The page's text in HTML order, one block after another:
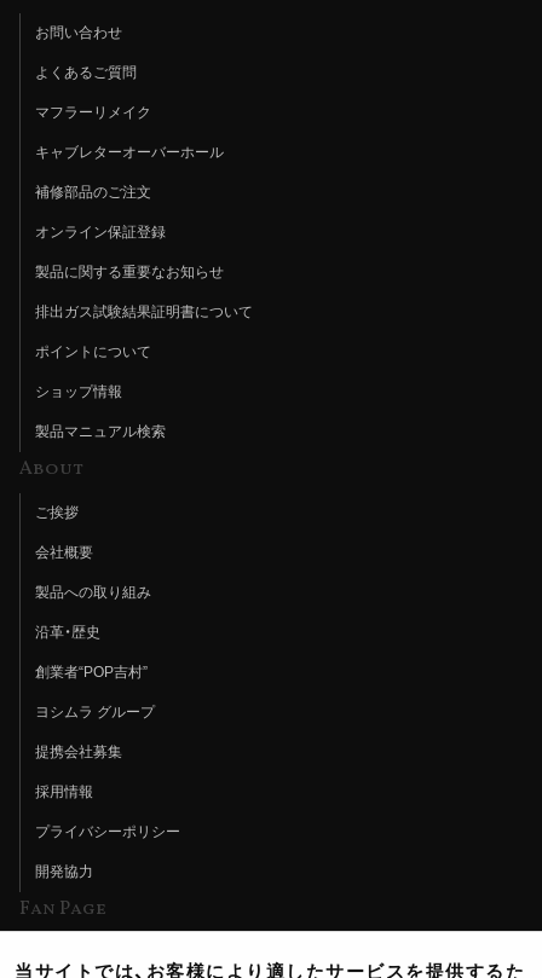
お問い合わせ
よくあるご質問
マフラーリメイク
キャブレターオーバーホール
補修部品のご注文
オンライン保証登録
製品に関する重要なお知らせ
排出ガス試験結果証明書について
ポイントについて
ショップ情報
製品マニュアル検索
About
ご挨拶
会社概要
製品への取り組み
沿革・歴史
創業者“POP吉村”
ヨシムラ グループ
提携会社募集
採用情報
プライバシーポリシー
開発協力
Fan Page
当サイトでは、お客様により適したサービスを提供するた